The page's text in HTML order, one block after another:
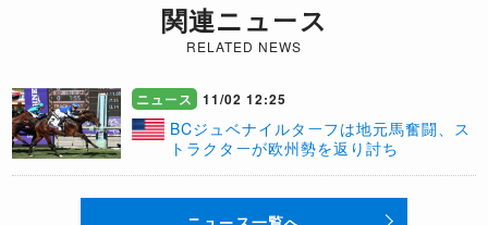
関連ニュース
RELATED NEWS
ニュース 11/02 12:25
​BCジュベナイルターフは地元馬奮闘、ス
トラクターが欧州勢を返り討ち